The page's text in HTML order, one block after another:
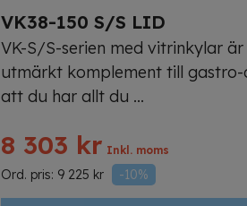
VK38-150 S/S LID
VK-S/S-serien med vitrinkylar
utmärkt komplement till gastro-
att du har allt du ...
8 303 kr Inkl. moms
Ord. pris: 9 225 kr -10%